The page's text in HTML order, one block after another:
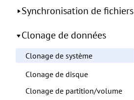
Synchronisation de fichiers
Clonage de données
Clonage de système
Clonage de disque
Clonage de partition/volume